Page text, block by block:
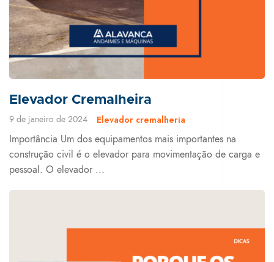
Elevador Cremalheira
9 de janeiro de 2024 Elevador cremalheria
Importância Um dos equipamentos mais importantes na
construção civil é o elevador para movimentação de carga e
pessoal. O elevador ...